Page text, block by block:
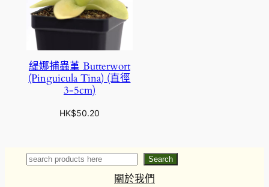
緹娜捕蟲堇 Butterwort
(Pinguicula Tina) (直徑
3-5cm)
HK$50.20
Search Search
關於我們